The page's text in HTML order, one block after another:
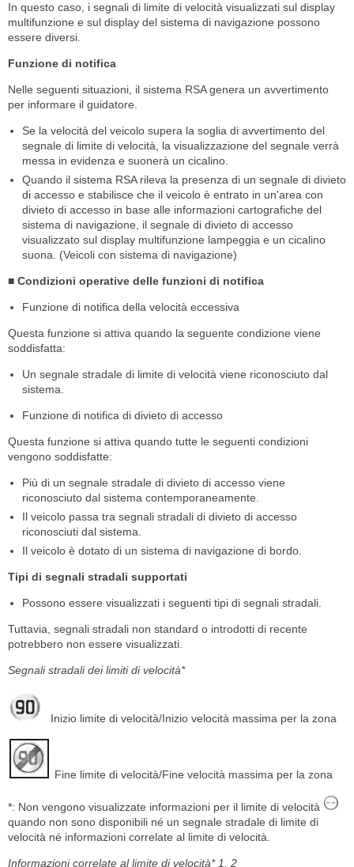
In questo caso, i segnali di limite di velocità visualizzati sul display
multifunzione e sul display del sistema di navigazione possono
essere diversi.
Funzione di notifica
Nelle seguenti situazioni, il sistema RSA genera un avvertimento
per informare il guidatore.
Se la velocità del veicolo supera la soglia di avvertimento del
segnale di limite di velocità, la visualizzazione del segnale verrà
messa in evidenza e suonerà un cicalino.
Quando il sistema RSA rileva la presenza di un segnale di divieto
di accesso e stabilisce che il veicolo è entrato in un'area con
divieto di accesso in base alle informazioni cartografiche del
sistema di navigazione, il segnale di divieto di accesso
visualizzato sul display multifunzione lampeggia e un cicalino
suona. (Veicoli con sistema di navigazione)
■ Condizioni operative delle funzioni di notifica
Funzione di notifica della velocità eccessiva
Questa funzione si attiva quando la seguente condizione viene
soddisfatta:
Un segnale stradale di limite di velocità viene riconosciuto dal
sistema.
Funzione di notifica di divieto di accesso
Questa funzione si attiva quando tutte le seguenti condizioni
vengono soddisfatte:
Più di un segnale stradale di divieto di accesso viene
riconosciuto dal sistema contemporaneamente.
Il veicolo passa tra segnali stradali di divieto di accesso
riconosciuti dal sistema.
Il veicolo è dotato di un sistema di navigazione di bordo.
Tipi di segnali stradali supportati
Possono essere visualizzati i seguenti tipi di segnali stradali.
Tuttavia, segnali stradali non standard o introdotti di recente
potrebbero non essere visualizzati.
Segnali stradali dei limiti di velocità*
Inizio limite di velocità/Inizio velocità massima per la zona
Fine limite di velocità/Fine velocità massima per la zona
*: Non vengono visualizzate informazioni per il limite di velocità
quando non sono disponibili né un segnale stradale di limite di
velocità né informazioni correlate al limite di velocità.
Informazioni correlate al limite di velocità* 1, 2